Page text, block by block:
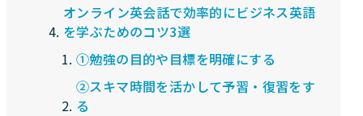
オンライン英会話で効率的にビジネス英語
を学ぶためのコツ3選
①勉強の目的や目標を明確にする
②スキマ時間を活かして予習・復習をす
る